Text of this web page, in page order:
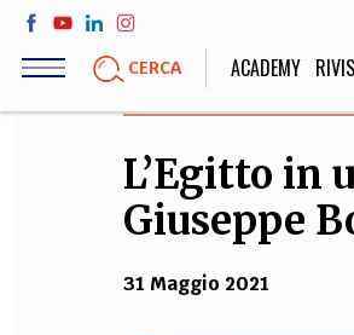
Salta
contenuto
CERCA ACADEMY
LIFE STYLE
Sport, Cucina, Viaggi,
L’Egitto in
Giuseppe
31 Maggio 2021